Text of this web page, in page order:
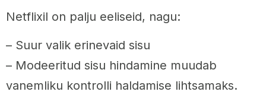
Netflixil on palju eeliseid, nagu:
– Suur valik erinevaid sisu
– Modeeritud sisu hindamine muudab
vanemliku kontrolli haldamise lihtsamaks.